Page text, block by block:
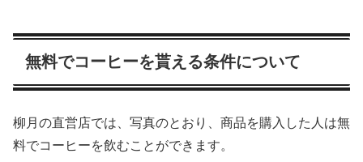
無料でコーヒーを貰える条件について
柳月の直営店では、写真のとおり、商品を購入した人は無
料でコーヒーを飲むことができます。